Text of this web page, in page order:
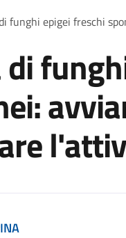
pane
funghi epigei freschi